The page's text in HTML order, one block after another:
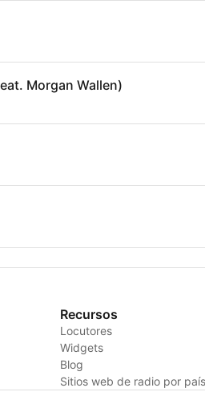
Morgan Wallen)
Recursos
Locutores
Widgets
Blog
Sitios web de radio por